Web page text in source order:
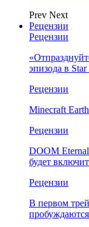
Prev Next
Рецензии
Рецензии
эпизода в
Рецензии
Minecraft
Рецензии
DOOM
будет
Рецензии
В первом